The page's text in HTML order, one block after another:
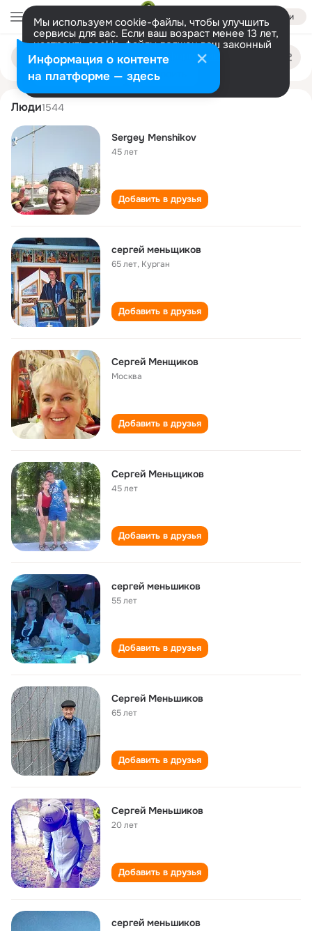
Войти
Мы используем cookie-файлы, чтобы улучшить
сервисы для вас. Если ваш возраст менее 13 лет,
настроить cookie-файлы должен ваш законный
представитель. Больше информации
Разрешить все Настроить
Поиск
людям
sergey menschikov
Люди1544
Sergey Menshikov
45 лет
Добавить в друзья
сергей меньщиков
65 лет, Курган
Добавить в друзья
Сергей Менщиков
Москва
Добавить в друзья
Сергей Меньщиков
45 лет
Добавить в друзья
сергей меньшиков
55 лет
Добавить в друзья
Сергей Меньшиков
65 лет
Добавить в друзья
Сергей Меньшиков
20 лет
Добавить в друзья
сергей меньшиков
Информация о контенте
на платформе — здесь